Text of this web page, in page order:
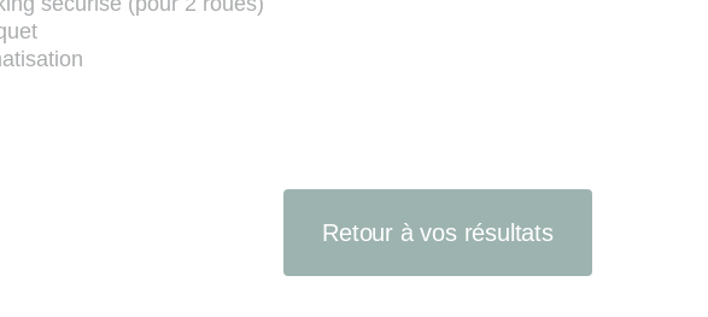
Retour à vos résultats